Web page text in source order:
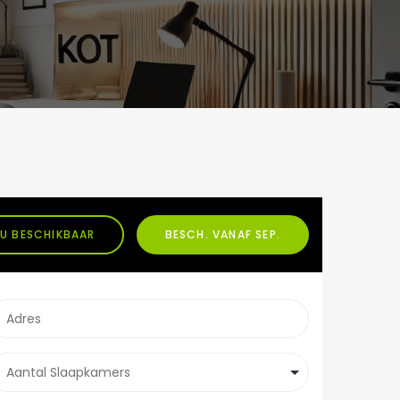
BESCHIKBAAR BESCH. VANAF SEP.